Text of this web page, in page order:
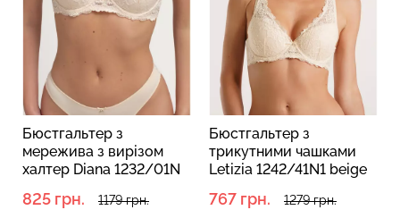
01N
Бюстгальтер з
трикутними чашками
Letizia 1242/41N1 beige
767 грн. 1279 грн.
Бюстгальтер пуш ап
Laura 1123/21N
(бежевий)
1279 грн.